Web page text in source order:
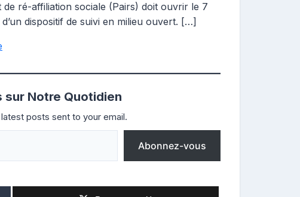
de ré-affiliation sociale (Pairs) doit ouvrir le 7
dispositif de suivi en milieu ouvert. […]
sur Notre Quotidien
posts sent to your email.
Abonnez-vous